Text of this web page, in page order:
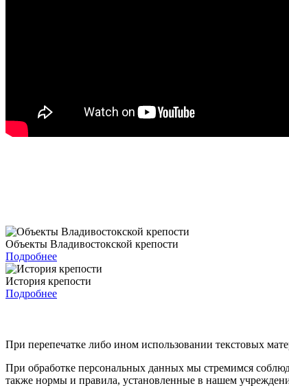
Объекты Владивостокской крепости
Подробнее
История крепости
Подробнее
При перепечатке либо ином использовании текстовых
При обработке персональных данных мы стремимся
также нормы и правила, установленные в нашем